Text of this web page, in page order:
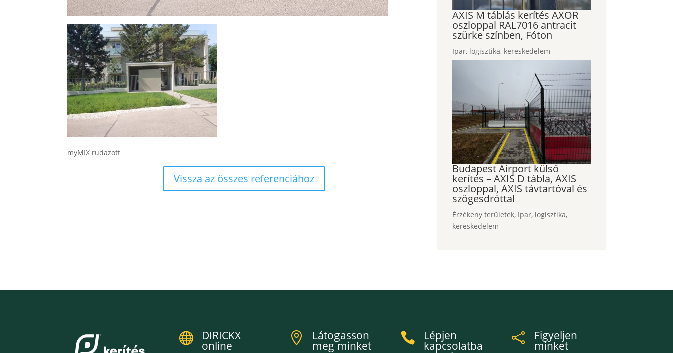
myMIX rudazott
Vissza az összes referenciához
AXIS M táblás kerítés AXOR
oszloppal RAL7016 antracit
szürke színben, Fóton
Ipar, logisztika, kereskedelem
Budapest Airport külső
kerítés – AXIS D tábla, AXIS
oszloppal, AXIS távtartóval és
szögesdróttal
Érzékeny területek, Ipar, logisztika,
kereskedelem
 DIRICKX
online
 Látogasson
meg minket
 Lépjen
kapcsolatba
 Figyeljen
minket